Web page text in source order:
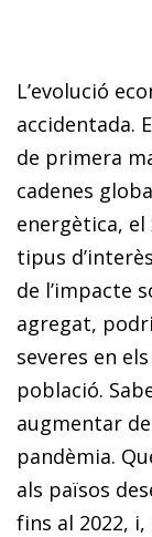
L’evolució
accidentada.
de primera
cadenes
energètica, el
tipus
de l’impacte
agregat,
severes en
població.
augmentar
pandèmia.
als països
fins al 2022,